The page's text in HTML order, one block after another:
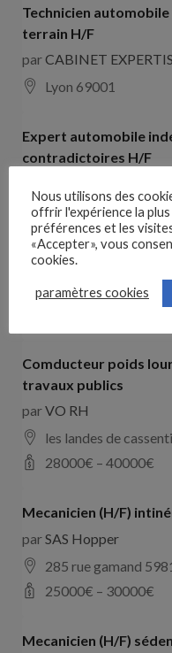
Technicien
terrain H/F
parCABINET
Lyon 69001
Expert automobile
contradictoires H/F
Lyon 69001
Collaborateur
parHays France
Comducteur poids
travaux publics
parVO RH
les landes de
28000€ – 40000€
Mecanicien (H/F)
parSAS Hopper
285 rue gamand
25000€ – 30000€
Mecanicien (H/F)
Nous utilisons des
offrir l'expérience la
préférences et les
«Accepter», vous
cookies.
paramètres cookies